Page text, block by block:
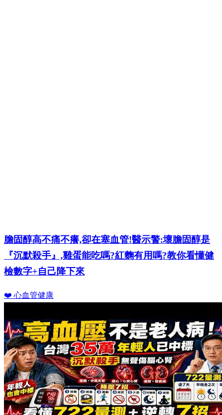
膽固醇高不痛不癢,卻在塞血管!醫示警:壞膽固醇是
『沉默殺手』,雞蛋能吃嗎?紅麴有用嗎?教你看懂健
檢數字+自己降下來
❤️ 心血管健康